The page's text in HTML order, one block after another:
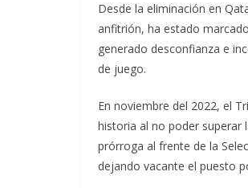
Desde la eliminación en
anfitrión, ha estado
generado desconfianza e
de juego.
En noviembre del 2022, el
historia al no poder superar
prórroga al frente de la
dejando vacante el puesto